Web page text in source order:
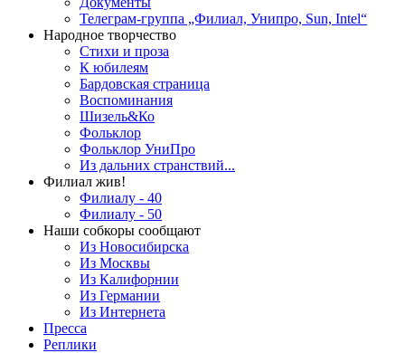
Телеграм-группа „Филиал, Унипро, Sun, Intel“
Народное творчество
Стихи и проза
К юбилеям
Бардовская страница
Воспоминания
Шизель&Ко
Фольклор
Фольклор УниПро
Из дальних странствий...
Филиал жив!
Филиалу - 40
Филиалу - 50
Наши собкоры сообщают
Из Новосибирска
Из Москвы
Из Калифорнии
Из Германии
Из Интернета
Пресса
Реплики